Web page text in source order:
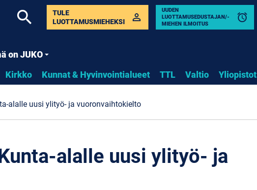
on JUKO
Kirkko Kunnat & Hyvinvointialueet TTL Valtio Yliopistot
TULE
LUOTTAMUSMIEHEKSI
perm_identity
UUDEN
LUOTTAMUSEDUSTAJAN/-
MIEHEN ILMOITUS
alarm
search
alalle uusi ylityö- ja vuoronvaihtokielto
alalle uusi ylityö- ja